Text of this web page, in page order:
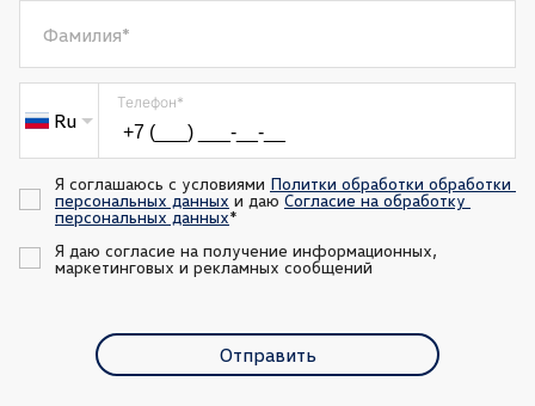
Фамилия*
Ru
Телефон*
Я соглашаюсь с условиями Политки обработки обработки
персональных данных и даю Согласие на обработку
персональных данных*
Я даю согласие на получение информационных,
маркетинговых и рекламных сообщений
Отправить